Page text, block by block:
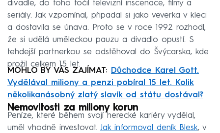
divadle, do toho točil televizní inscenace, filmy a
seriály. Jak vzpomínal, připadal si jako veverka v kleci
a dostavila se únava. Proto se v roce 1992 rozhodl,
že si udělá uměleckou pauzu a divadlo opustí. S
tehdejší partnerkou se odstěhoval do Švýcarska, kde
prožil celkem 15 let.
MOHLO BY VÁS ZAJÍMAT: Důchodce Karel Gott.
Vydělával miliony a penzi pobíral 15 let. Kolik
několikanásobný zlatý slavík od státu dostával?
Nemovitosti za miliony korun
Peníze, které během svojí herecké kariéry vydělal,
uměl vhodně investovat. Jak informoval deník Blesk, v